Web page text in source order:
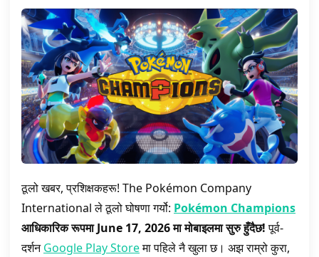
ठूलो खबर, प्रशिक्षकहरू! The Pokémon Company
International ले ठूलो घोषणा गर्यो: Pokémon Champions
आधिकारिक रूपमा June 17, 2026 मा मोबाइलमा सुरु हुँदैछ!पूर्व-
दर्शनGoogle Play Storeमा पहिले नै खुला छ। अझ राम्रो कुरा,